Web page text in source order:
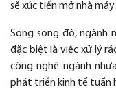
sẽ xúc tiến mở nhà
Song song đó, ngành
đặc biệt là việc xử lý
công nghệ ngành
phát triển kinh tế tuần